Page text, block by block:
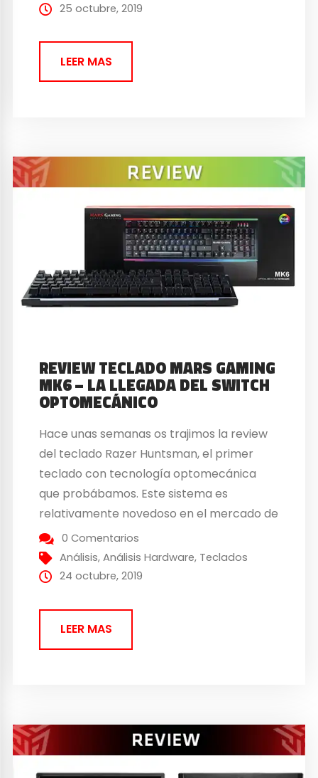
25 octubre, 2019
LEER MAS
REVIEW TECLADO MARS GAMING
MK6 – LA LLEGADA DEL SWITCH
OPTOMECÁNICO
Hace unas semanas os trajimos la review
del teclado Razer Huntsman, el primer
teclado con tecnología optomecánica
que probábamos. Este sistema es
relativamente novedoso en el mercado de
periféricos en España, y muy pocos
teclados lo incorporan, al menos de
momento. En este sentido, la compañía
incorporar esta tecnología...
0 Comentarios
Análisis,Análisis Hardware, Teclados
24 octubre, 2019
LEER MAS